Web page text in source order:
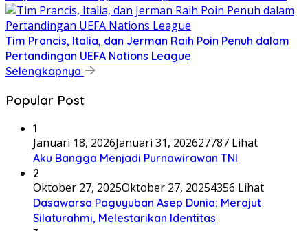
Tim Prancis, Italia, dan Jerman Raih Poin Penuh dalam
Pertandingan UEFA Nations League
Selengkapnya
Popular Post
1
Januari 18, 2026Januari 31, 202627787 Lihat
Aku Bangga Menjadi Purnawirawan TNI
2
Oktober 27, 2025Oktober 27, 20254356 Lihat
Dasawarsa Paguyuban Asep Dunia: Merajut
Silaturahmi, Melestarikan Identitas